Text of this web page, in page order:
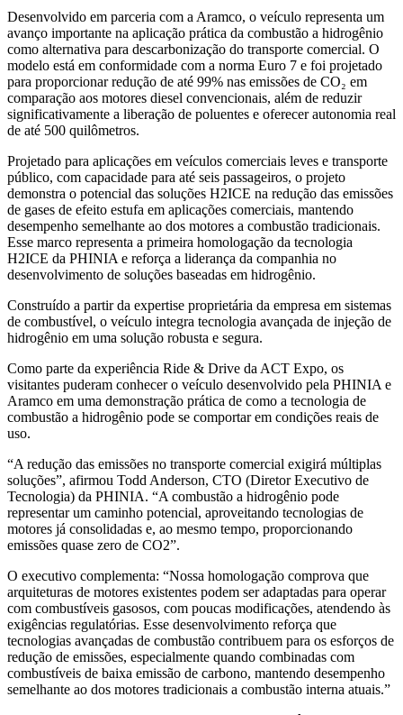
Desenvolvido em parceria com a Aramco, o veículo representa um
avanço importante na aplicação prática da combustão a hidrogênio
como alternativa para descarbonização do transporte comercial. O
modelo está em conformidade com a norma Euro 7 e foi projetado
para proporcionar redução de até 99% nas emissões de CO₂ em
comparação aos motores diesel convencionais, além de reduzir
significativamente a liberação de poluentes e oferecer autonomia real
de até 500 quilômetros.
Projetado para aplicações em veículos comerciais leves e transporte
público, com capacidade para até seis passageiros, o projeto
demonstra o potencial das soluções H2ICE na redução das emissões
de gases de efeito estufa em aplicações comerciais, mantendo
desempenho semelhante ao dos motores a combustão tradicionais.
Esse marco representa a primeira homologação da tecnologia
H2ICE da PHINIA e reforça a liderança da companhia no
desenvolvimento de soluções baseadas em hidrogênio.
Construído a partir da expertise proprietária da empresa em sistemas
de combustível, o veículo integra tecnologia avançada de injeção de
hidrogênio em uma solução robusta e segura.
Como parte da experiência Ride & Drive da ACT Expo, os
visitantes puderam conhecer o veículo desenvolvido pela PHINIA e
Aramco em uma demonstração prática de como a tecnologia de
combustão a hidrogênio pode se comportar em condições reais de
uso.
“A redução das emissões no transporte comercial exigirá múltiplas
soluções”, afirmou Todd Anderson, CTO (Diretor Executivo de
Tecnologia) da PHINIA. “A combustão a hidrogênio pode
representar um caminho potencial, aproveitando tecnologias de
motores já consolidadas e, ao mesmo tempo, proporcionando
emissões quase zero de CO2”.
O executivo complementa: “Nossa homologação comprova que
arquiteturas de motores existentes podem ser adaptadas para operar
com combustíveis gasosos, com poucas modificações, atendendo às
exigências regulatórias. Esse desenvolvimento reforça que
tecnologias avançadas de combustão contribuem para os esforços de
redução de emissões, especialmente quando combinadas com
combustíveis de baixa emissão de carbono, mantendo desempenho
semelhante ao dos motores tradicionais a combustão interna atuais.”